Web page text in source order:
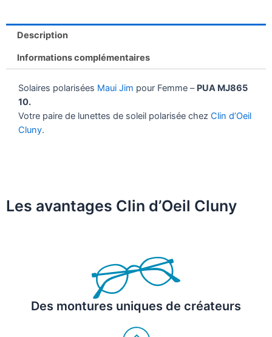
Description
Informations complémentaires
Solaires polarisées Maui Jim pour Femme – PUA MJ865
10.
Votre paire de lunettes de soleil polarisée chez Clin d’Oeil
Cluny.
Les avantages Clin d’Oeil Cluny
Des montures uniques de créateurs